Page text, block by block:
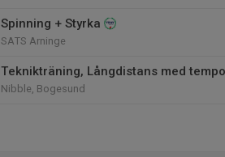
Spinning + Styrka
SATS Arninge
Teknikträning, Långdistans med
Nibble, Bogesund